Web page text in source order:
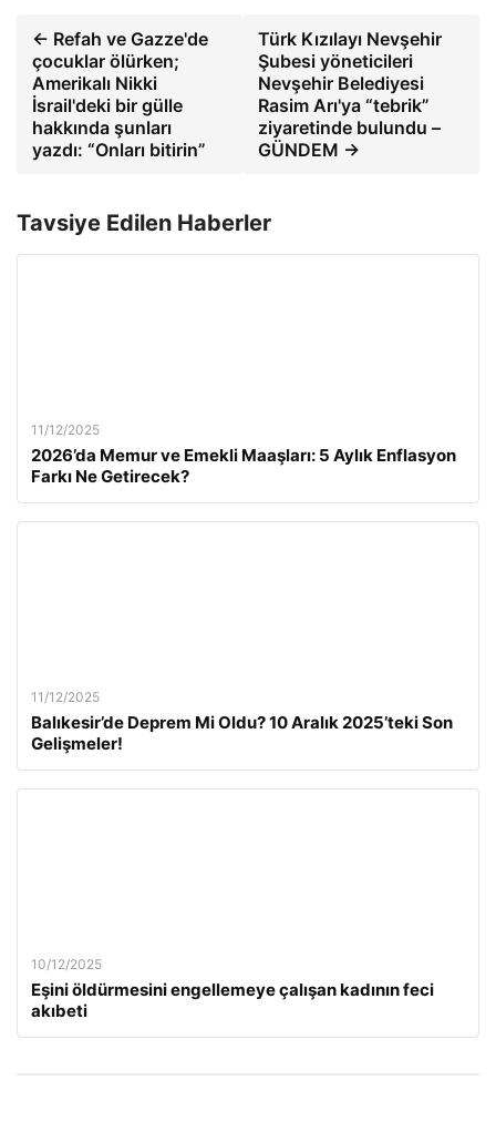
← Refah ve Gazze'de
çocuklar ölürken;
Amerikalı Nikki
İsrail'deki bir gülle
hakkında şunları
yazdı: “Onları bitirin”
Türk Kızılayı Nevşehir
Şubesi yöneticileri
Nevşehir Belediyesi
Rasim Arı'ya “tebrik”
ziyaretinde bulundu –
GÜNDEM →
Tavsiye Edilen Haberler
11/12/2025
2026’da Memur ve Emekli Maaşları: 5 Aylık Enflasyon
Farkı Ne Getirecek?
11/12/2025
Balıkesir’de Deprem Mi Oldu? 10 Aralık 2025’teki Son
Gelişmeler!
10/12/2025
Eşini öldürmesini engellemeye çalışan kadının feci
akıbeti